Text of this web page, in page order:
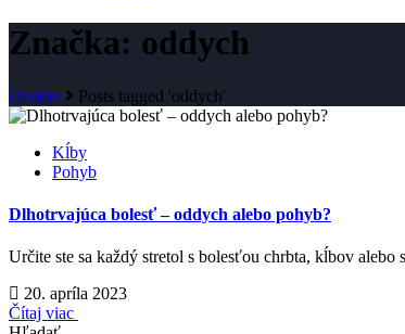
Značka: oddych
Domov Posts tagged 'oddych'
Kĺby
Pohyb
Dlhotrvajúca bolesť – oddych alebo pohyb?
Určite ste sa každý stretol s bolesťou chrbta, kĺbov
20. apríla 2023
Čítaj viac